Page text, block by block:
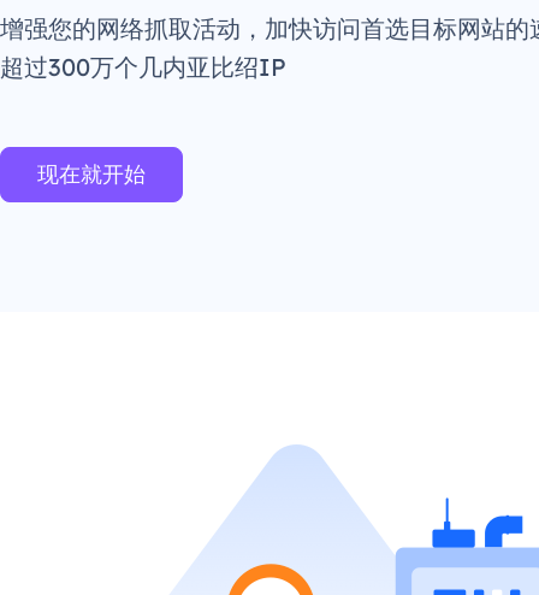
增强您的网络抓取活动，加快访问首选目标网站的
超过300万个几内亚比绍IP
现在就开始